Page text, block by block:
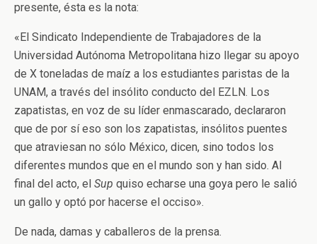
presente, ésta es la nota:
«El Sindicato Independiente de Trabajadores de la
Universidad Autónoma Metropolitana hizo llegar su apoyo
de X toneladas de maíz a los estudiantes paristas de la
UNAM, a través del insólito conducto del EZLN. Los
zapatistas, en voz de su líder enmascarado, declararon
que de por sí eso son los zapatistas, insólitos puentes
que atraviesan no sólo México, dicen, sino todos los
diferentes mundos que en el mundo son y han sido. Al
final del acto, el Sup quiso echarse una goya pero le salió
un gallo y optó por hacerse el occiso».
De nada, damas y caballeros de la prensa.